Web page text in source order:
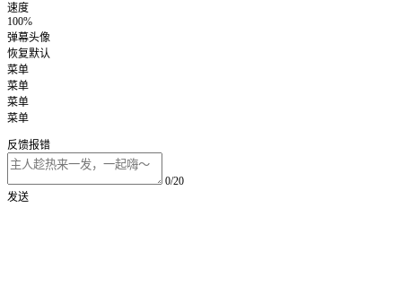
速度
100%
弹幕头像
恢复默认
菜单
菜单
菜单
菜单
反馈报错
0/20
发送